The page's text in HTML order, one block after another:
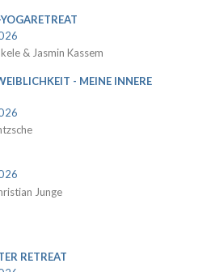
& Jasmin Kassem
- MEINE INNERE
Junge
RETREAT